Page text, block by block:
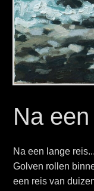
Na
Na een lange
Golven rollen
een reis van